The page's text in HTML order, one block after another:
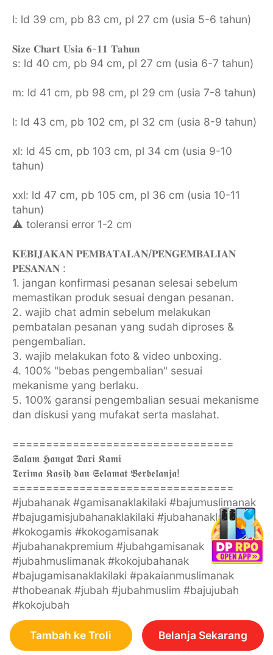
l: ld 39 cm, pb 83 cm, pl 27 cm (usia 5-6 tahun)
𝐒𝐢𝐳𝐞 𝐂𝐡𝐚𝐫𝐭 𝐔𝐬𝐢𝐚 𝟔-𝟏𝟏 𝐓𝐚𝐡𝐮𝐧
s: ld 40 cm, pb 94 cm, pl 27 cm (usia 6-7 tahun)
m: ld 41 cm, pb 98 cm, pl 29 cm (usia 7-8 tahun)
l: ld 43 cm, pb 102 cm, pl 32 cm (usia 8-9 tahun)
xl: ld 45 cm, pb 103 cm, pl 34 cm (usia 9-10
tahun)
xxl: ld 47 cm, pb 105 cm, pl 36 cm (usia 10-11
tahun)
⚠️ toleransi error 1-2 cm
𝐊𝐄𝐁𝐈𝐉𝐀𝐊𝐀𝐍 𝐏𝐄𝐌𝐁𝐀𝐓𝐀𝐋𝐀𝐍/𝐏𝐄𝐍𝐆𝐄𝐌𝐁𝐀𝐋𝐈𝐀𝐍
𝐏𝐄𝐒𝐀𝐍𝐀𝐍 :
1. jangan konfirmasi pesanan selesai sebelum
memastikan produk sesuai dengan pesanan.
2. wajib chat admin sebelum melakukan
pembatalan pesanan yang sudah diproses &
pengembalian.
3. wajib melakukan foto & video unboxing.
4. 100% "bebas pengembalian" sesuai
mekanisme yang berlaku.
5. 100% garansi pengembalian sesuai mekanisme
dan diskusi yang mufakat serta maslahat.
=================================
𝕾𝖆𝖑𝖆𝖒 𝕳𝖆𝖓𝖌𝖆𝖙 𝕯𝖆𝖗𝖎 𝕶𝖆𝖒𝖎
𝕿𝖊𝖗𝖎𝖒𝖆 𝕶𝖆𝖘𝖎𝖍 𝖉𝖆𝖓 𝕾𝖊𝖑𝖆𝖒𝖆𝖙 𝕭𝖊𝖗𝖇𝖊𝖑𝖆𝖓𝖏𝖆!
=================================
#jubahanak #gamisanaklakilaki #bajumuslimanak
#bajugamisjubahanaklakilaki #jubahanaklakilaki
#kokogamis #kokogamisanak
#jubahanakpremium #jubahgamisanak
#jubahmuslimanak #kokojubahanak
#bajugamisanaklakilaki #pakaianmuslimanak
#thobeanak #jubah #jubahmuslim #bajujubah
#kokojubah
Tambah ke Troli Belanja Sekarang